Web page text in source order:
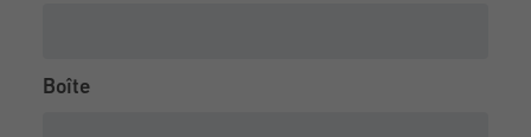
Boîte